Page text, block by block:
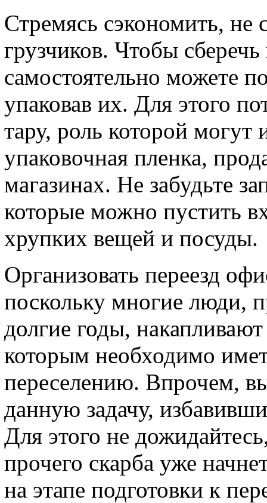
Стремясь сэкономить, не
грузчиков. Чтобы
самостоятельно можете
упаковав их. Для этого
тару, роль которой могут
упаковочная пленка,
магазинах. Не забудьте
которые можно пустить
хрупких вещей и посуды.
Организовать переезд
поскольку многие люди,
долгие годы,
которым необходимо
переселению. Впрочем,
данную задачу,
Для этого не
прочего скарба уже
на этапе подготовки к